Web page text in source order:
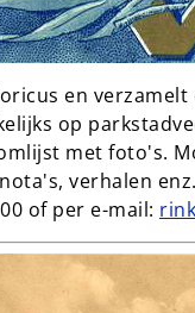
en
op
met foto's.
verhalen
of per e-mail: